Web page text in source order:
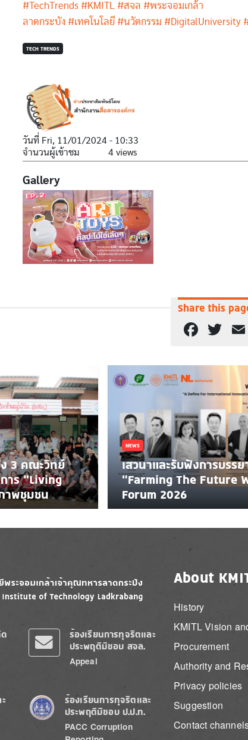
#TechTrends #KMITL #สจล #พระจอมเกล้า
ลาดกระบัง #เทคโนโลยี #นวัตกรรม #DigitalUniversity
TECH TRENDS
วันที่ Fri, 11/01/2024 - 10:33
จำนวนผู้เข้าชม
4 views
Gallery
Share this
Facebook
Twitter
3 คณะวิทย์
าร “Living
าพชุมชน
NEWS
เสวนาและรับฟังการบรร
"Farming The Future
Forum 2026
ร้องเรียนการทุจริตและ
ประพฤติมิชอบ สจล.
Appeal
Image
ร้องเรียนการทุจริตและ
ประพฤติมิชอบ ป.ป.ท.
PACC Corruption
About
History
KMITL Vision
Procurement
Authority and
Privacy policies
Suggestion
Contact